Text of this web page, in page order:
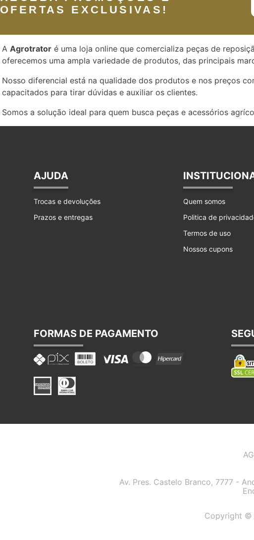
OFERTAS EXCLUSIVAS!
A Agrotrator é uma loja online que comercializa peças de
oferecemos uma ampla variedade de produtos, das principais
Nosso diferencial está na qualidade dos produtos e nos preços
capacitados para tirar dúvidas e auxiliar os clientes.
Somos a solução ideal para quem busca peças e acessórios
AJUDA
Trocas e devoluções
Prazos e entregas
Quem somos
Politica de
Termos de uso
Nossos cupons
FORMAS DE PAGAMENTO
Av. Pres. Castelo Branco, 7777 -
Copyright ©